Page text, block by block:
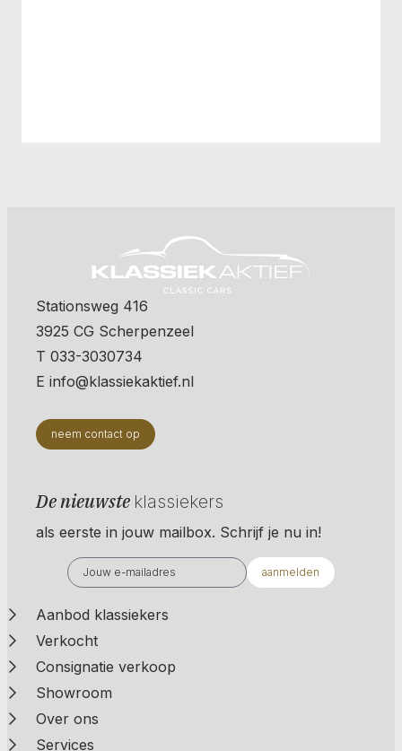
Stationsweg 416
3925 CG Scherpenzeel
T 033-3030734
E info@klassiekaktief.nl
neem contact op
De nieuwste klassiekers
als eerste in jouw mailbox. Schrijf je nu in!
aanmelden
Aanbod klassiekers
Verkocht
Consignatie verkoop
Showroom
Over ons
Services